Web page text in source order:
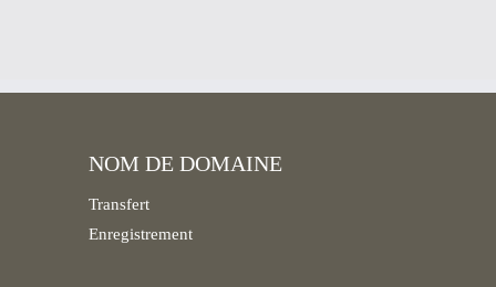
NOM DE DOMAINE
Transfert
Enregistrement